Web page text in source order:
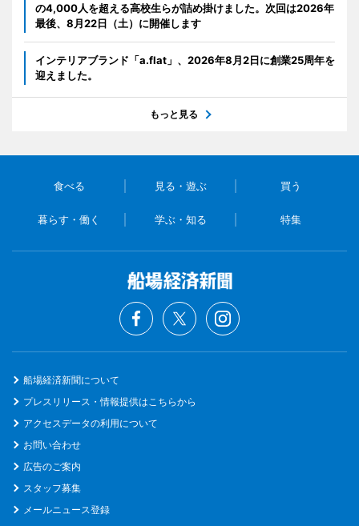
の4,000人を超える高校生らが詰め掛けました。次回は2026年
最後、8月22日（土）に開催します
インテリアブランド「a.flat」、2026年8月2日に創業25周年を
迎えました。
もっと見る
食べる 見る・遊ぶ 買う
暮らす・働く 学ぶ・知る 特集
船場経済新聞について
プレスリリース・情報提供はこちらから
アクセスデータの利用について
お問い合わせ
広告のご案内
スタッフ募集
メールニュース登録